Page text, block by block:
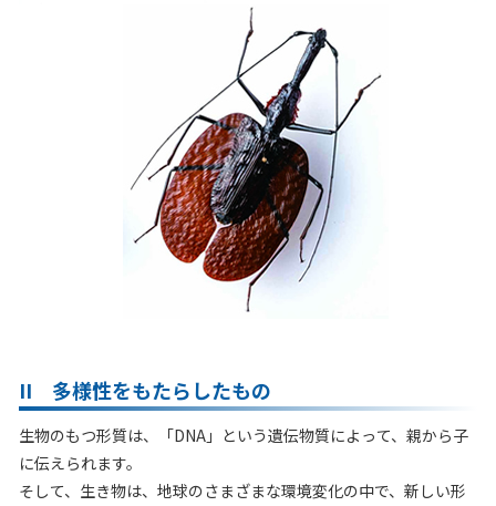
II 多様性をもたらしたもの
生物のもつ形質は、「DNA」という遺伝物質によって、親から子
に伝えられます。
そして、生き物は、地球のさまざまな環境変化の中で、新しい形